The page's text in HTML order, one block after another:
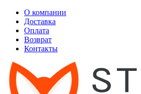
О компании
Доставка
Оплата
Возврат
Контакты